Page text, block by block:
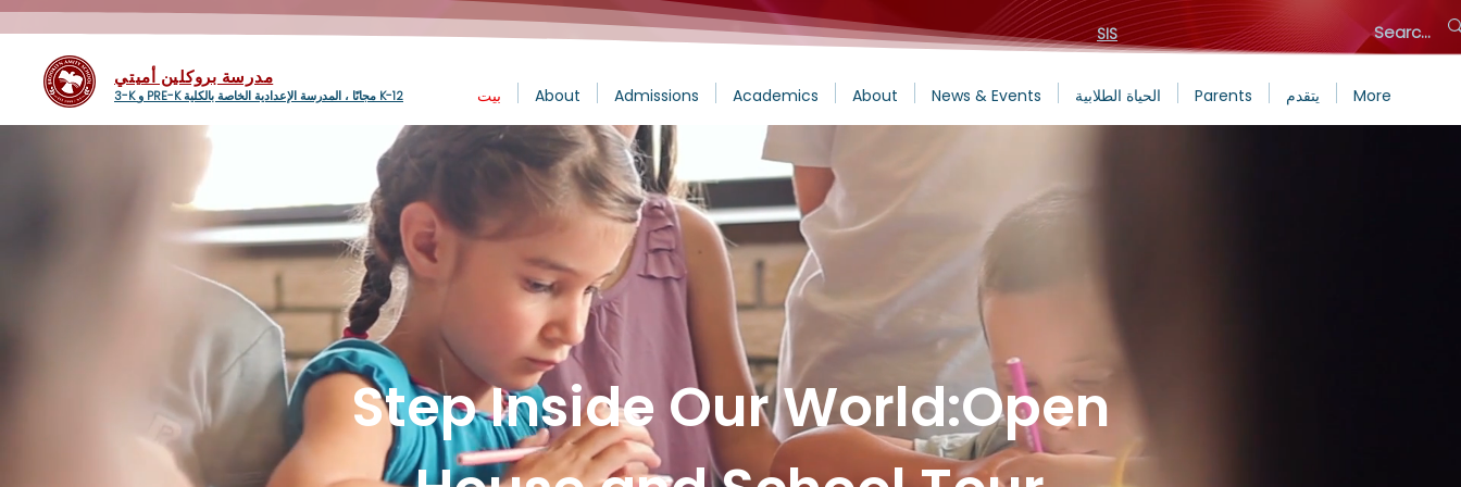
SIS
مدرسة بروكلين أميتي
3-K و PRE-K مجانًا ، المدرسة الإعدادية الخاصة بالكلية K-12 بيت About Admissions Academics About News & Events الحياة الطلابية Parents يتقدم More
Step Inside Our World:Open